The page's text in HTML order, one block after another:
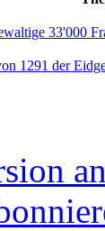
33'000
1291 der